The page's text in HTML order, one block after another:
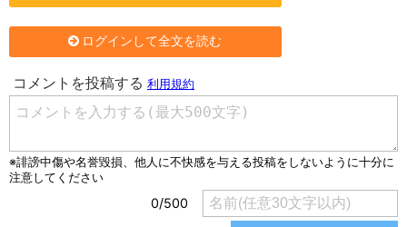
ログインして全文を読む